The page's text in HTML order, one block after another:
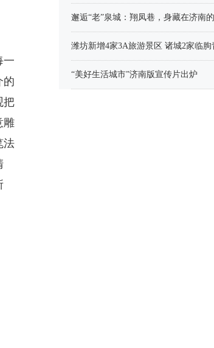
一
的
把
雕
法
邂逅“老”泉城：翔凤巷，身藏在济南
潍坊新增4家3A旅游景区 诸城2家临朐
“美好生活城市”济南版宣传片出炉